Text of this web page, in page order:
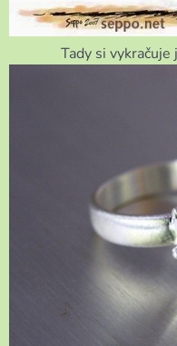
Tady si